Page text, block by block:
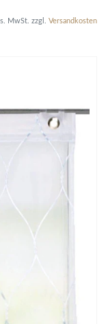
MwSt. zzgl. Versandkosten